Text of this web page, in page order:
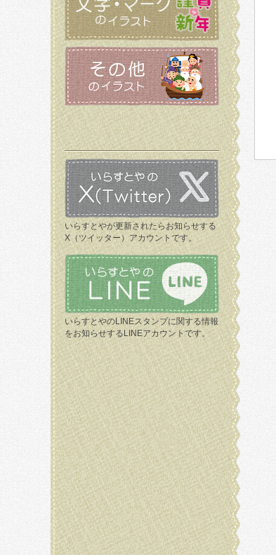
いらすとやが更新されたらお知らせする
X（ツイッター）アカウントです。
いらすとやのLINEスタンプに関する情報
をお知らせするLINEアカウントです。